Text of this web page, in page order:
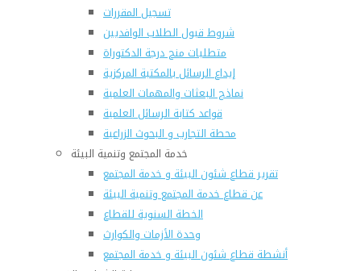
تسجيل المقررات
شروط قبول الطلاب الوافديين
متطلبات منح درجة الدكتوراة
إيداع الرسائل بالمكتبة المركزية
نماذج البعثات والمهمات العلمية
قواعد كتابة الرسائل العلمية
محطة التجارب و البحوث الزراعية
خدمة المجتمع وتنمية البيئة
تقرير قطاع شئون البيئة و خدمة المجتمع
عن قطاع خدمة المجتمع وتنمية البيئة
الخطة السنوية للقطاع
وحدة الأزمات والكوارث
أنشطة قطاع شئون البيئة و خدمة المجتمع